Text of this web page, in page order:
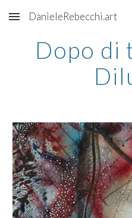
Skip to main content
DanieleRebecchi.art
Dopo di